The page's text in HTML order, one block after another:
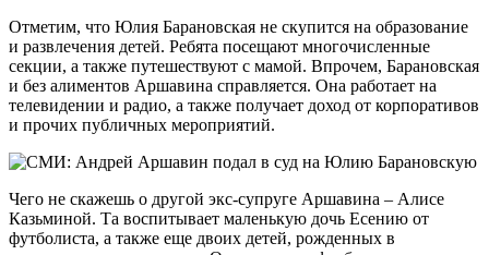
Отметим, что Юлия Барановская не скупится на образование
и развлечения детей. Ребята посещают многочисленные
секции, а также путешествуют с мамой. Впрочем, Барановская
и без алиментов Аршавина справляется. Она работает на
телевидении и радио, а также получает доход от корпоративов
и прочих публичных мероприятий.
Чего не скажешь о другой экс-супруге Аршавина – Алисе
Казьминой. Та воспитывает маленькую дочь Есению от
футболиста, а также еще двоих детей, рожденных в